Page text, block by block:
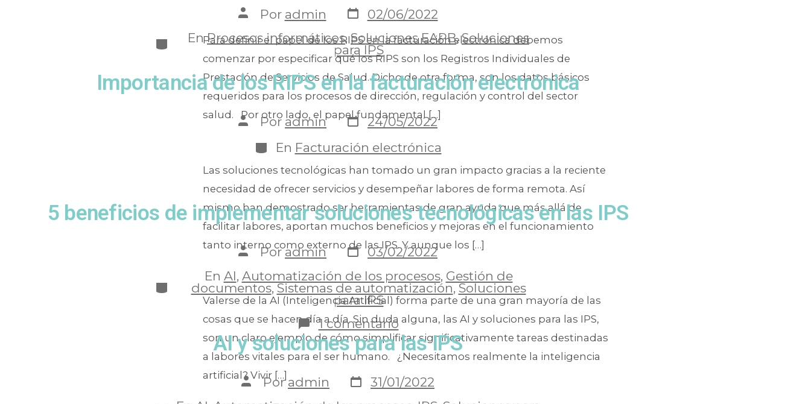
Por admin
02/06/2022
EnProcesos informáticos,Soluciones EAPB,Soluciones
para IPS
Importancia de los RIPS en la facturación electrónica
Por admin
24/05/2022
En Facturación electrónica
Para definir el papel de los RIPS en la facturación electrónica debemos
comenzar por especificar qué los RIPS son los Registros Individuales de
Prestación de Servicios de Salud. Dicho de otra forma, son los datos básicos
requeridos para los procesos de dirección, regulación y control del sector
salud. Por otro lado, el papel fundamental […]
5 beneficios de implementar soluciones tecnológicas en las IPS
Poradmin
03/02/2022
En AI, Automatización de los procesos, Gestión de
documentos,Sistemas de automatización,Soluciones
para IPS
1 comentario
Las soluciones tecnológicas han tomado un gran impacto gracias a la reciente
necesidad de ofrecer servicios y desempeñar labores de forma remota. Así
mismo han demostrado ser herramientas de gran ayuda que más allá de
facilitar labores, aportan muchos beneficios y mejoras en el funcionamiento
tanto interno como externo de las IPS. Y aunque los […]
AI y soluciones para las IPS
Poradmin
31/01/2022
Valerse de la AI (Inteligencia Artificial) forma parte de una gran mayoría de las
cosas que se hacen día a día. Sin duda alguna, las AI y soluciones para las IPS,
son un claro ejemplo de cómo simplificar significativamente tareas destinadas
a labores vitales para el ser humano. ¿Necesitamos realmente la inteligencia
artificial? Vivir […]